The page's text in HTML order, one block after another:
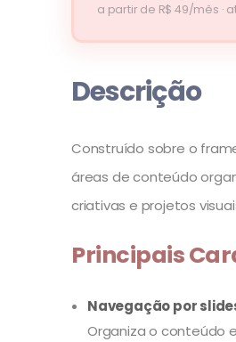
a partir de R$ 49/mês ·
Descrição
Construído sobre o
áreas de conteúdo
criativas e projetos
Principais
Navegação por
Organiza o conteúdo